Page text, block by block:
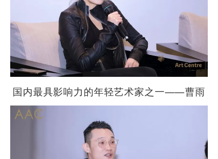
国内最具影响力的年轻艺术家之一——曹雨